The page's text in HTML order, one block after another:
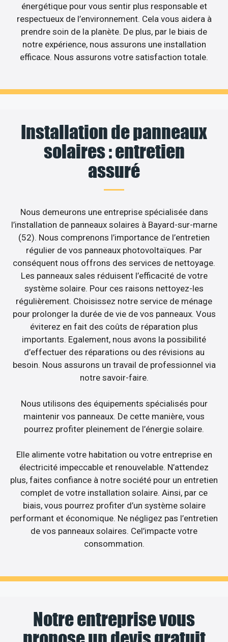
énergétique pour vous sentir plus responsable et
respectueux de l’environnement. Cela vous aidera à
prendre soin de la planète. De plus, par le biais de
notre expérience, nous assurons une installation
efficace. Nous assurons votre satisfaction totale.
Installation de panneaux
solaires : entretien
assuré
Nous demeurons une entreprise spécialisée dans
l’installation de panneaux solaires à Bayard-sur-marne
(52). Nous comprenons l’importance de l’entretien
régulier de vos panneaux photovoltaïques. Par
conséquent nous offrons des services de nettoyage.
Les panneaux sales réduisent l’efficacité de votre
système solaire. Pour ces raisons nettoyez-les
régulièrement. Choisissez notre service de ménage
pour prolonger la durée de vie de vos panneaux. Vous
éviterez en fait des coûts de réparation plus
importants. Egalement, nous avons la possibilité
d’effectuer des réparations ou des révisions au
besoin. Nous assurons un travail de professionnel via
notre savoir-faire.
Nous utilisons des équipements spécialisés pour
maintenir vos panneaux. De cette manière, vous
pourrez profiter pleinement de l’énergie solaire.
Elle alimente votre habitation ou votre entreprise en
électricité impeccable et renouvelable. N’attendez
plus, faites confiance à notre société pour un entretien
complet de votre installation solaire. Ainsi, par ce
biais, vous pourrez profiter d’un système solaire
performant et économique. Ne négligez pas l’entretien
de vos panneaux solaires. Cel’impacte votre
consommation.
Notre entreprise vous